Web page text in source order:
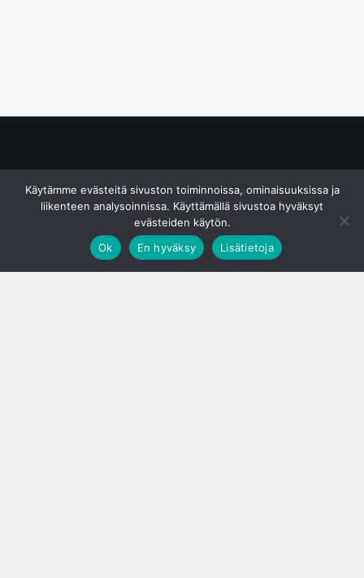
Käytämme evästeitä sivuston toiminnoissa, ominaisuuksissa ja
liikenteen analysoinnissa. Käyttämällä sivustoa hyväksyt
evästeiden käytön.
Ok
En hyväksy Lisätietoja